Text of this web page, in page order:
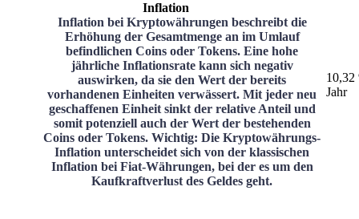
Inflation
Inflation bei Kryptowährungen beschreibt die
Erhöhung der Gesamtmenge an im Umlauf
befindlichen Coins oder Tokens. Eine hohe
jährliche Inflationsrate kann sich negativ
auswirken, da sie den Wert der bereits
vorhandenen Einheiten verwässert. Mit jeder neu
geschaffenen Einheit sinkt der relative Anteil und
somit potenziell auch der Wert der bestehenden
Coins oder Tokens. Wichtig: Die Kryptowährungs-
Inflation unterscheidet sich von der klassischen
Inflation bei Fiat-Währungen, bei der es um den
Kaufkraftverlust des Geldes geht.
10,32
Jahr